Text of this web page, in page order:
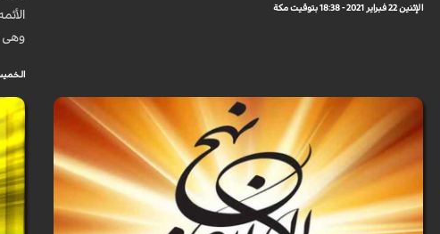
الإثنين 22 فبراير 2021 - 18:38 بتوقيت مكة
وهی
الخميس 26 مارس 2020 -